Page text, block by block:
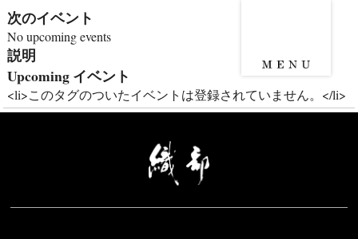
次のイベント
No upcoming events
説明
Upcoming イベント
<li>このタグのついたイベントは登録されていません。</li>